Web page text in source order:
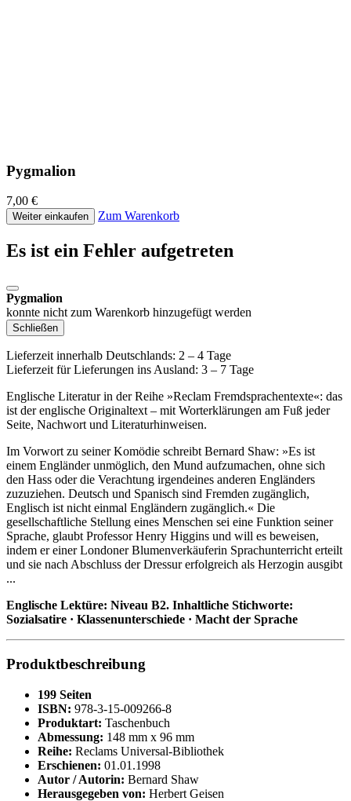
Pygmalion
7,00 €
Weiter einkaufen Zum Warenkorb
Es ist ein Fehler aufgetreten
Pygmalion
konnte nicht zum Warenkorb hinzugefügt werden
Schließen
Lieferzeit innerhalb Deutschlands: 2 – 4 Tage
Lieferzeit für Lieferungen ins Ausland: 3 – 7 Tage
Englische Literatur in der Reihe »Reclam Fremdsprachentexte«: das
ist der englische Originaltext – mit Worterklärungen am Fuß jeder
Seite, Nachwort und Literaturhinweisen.
Im Vorwort zu seiner Komödie schreibt Bernard Shaw: »Es ist
einem Engländer unmöglich, den Mund aufzumachen, ohne sich
den Hass oder die Verachtung irgendeines anderen Engländers
zuzuziehen. Deutsch und Spanisch sind Fremden zugänglich,
Englisch ist nicht einmal Engländern zugänglich.« Die
gesellschaftliche Stellung eines Menschen sei eine Funktion seiner
Sprache, glaubt Professor Henry Higgins und will es beweisen,
indem er einer Londoner Blumenverkäuferin Sprachunterricht erteilt
und sie nach Abschluss der Dressur erfolgreich als Herzogin ausgibt
...
Englische Lektüre: Niveau B2. Inhaltliche Stichworte:
Sozialsatire · Klassenunterschiede · Macht der Sprache
Produktbeschreibung
199 Seiten
ISBN: 978-3-15-009266-8
Produktart: Taschenbuch
Abmessung: 148 mm x 96 mm
Reihe: Reclams Universal-Bibliothek
Erschienen: 01.01.1998
Autor / Autorin: Bernard Shaw
Herausgegeben von: Herbert Geisen